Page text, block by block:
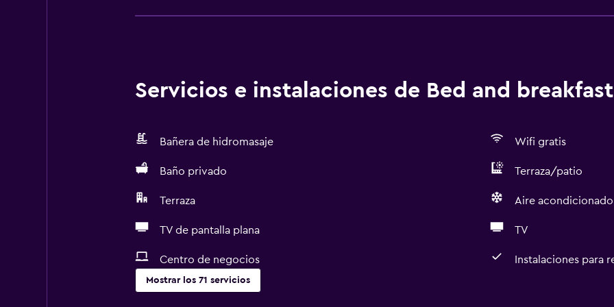
Servicios e instalaciones de Bed and breakfast
Bañera de hidromasaje Wifi gratis
Baño privado Terraza/patio
Terraza Aire acondicionado
TV de pantalla plana TV
Centro de negocios Instalaciones para
Mostrar los 71 servicios